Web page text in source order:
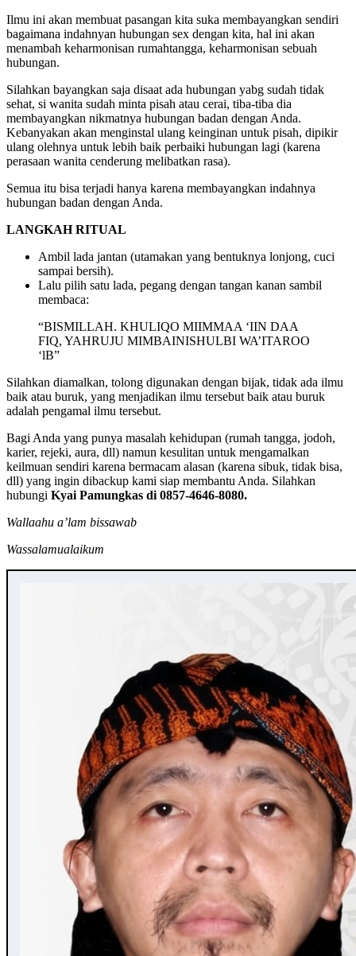
Ilmu ini akan membuat pasangan kita suka membayangkan sendiri
bagaimana indahnyan hubungan sex dengan kita, hal ini akan
menambah keharmonisan rumahtangga, keharmonisan sebuah
hubungan.
Silahkan bayangkan saja disaat ada hubungan yabg sudah tidak
sehat, si wanita sudah minta pisah atau cerai, tiba-tiba dia
membayangkan nikmatnya hubungan badan dengan Anda.
Kebanyakan akan menginstal ulang keinginan untuk pisah, dipikir
ulang olehnya untuk lebih baik perbaiki hubungan lagi (karena
perasaan wanita cenderung melibatkan rasa).
Semua itu bisa terjadi hanya karena membayangkan indahnya
hubungan badan dengan Anda.
LANGKAH RITUAL
Ambil lada jantan (utamakan yang bentuknya lonjong, cuci
sampai bersih).
Lalu pilih satu lada, pegang dengan tangan kanan sambil
membaca:
“BISMILLAH. KHULIQO MIIMMAA ‘IIN DAA
FIQ, YAHRUJU MIMBAINISHULBI WA’ITAROO
‘lB”
Silahkan diamalkan, tolong digunakan dengan bijak, tidak ada ilmu
baik atau buruk, yang menjadikan ilmu tersebut baik atau buruk
adalah pengamal ilmu tersebut.
Bagi Anda yang punya masalah kehidupan (rumah tangga, jodoh,
karier, rejeki, aura, dll) namun kesulitan untuk mengamalkan
keilmuan sendiri karena bermacam alasan (karena sibuk, tidak bisa,
dll) yang ingin dibackup kami siap membantu Anda. Silahkan
hubungi Kyai Pamungkas di 0857-4646-8080.
Wallaahu a’lam bissawab
Wassalamualaikum